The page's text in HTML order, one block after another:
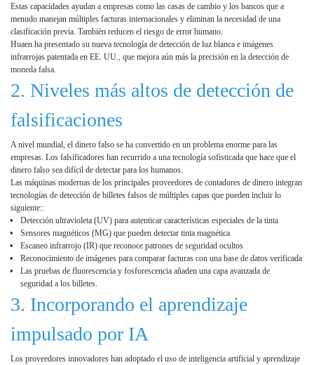
Estas capacidades ayudan a empresas como las casas de cambio y los bancos que a
menudo manejan múltiples facturas internacionales y eliminan la necesidad de una
clasificación previa. También reducen el riesgo de error humano.
Huaen ha presentado su nueva tecnología de detección de luz blanca e imágenes
infrarrojas patentada en EE. UU., que mejora aún más la precisión en la detección de
moneda falsa.
2. Niveles más altos de detección de
falsificaciones
A nivel mundial, el dinero falso se ha convertido en un problema enorme para las
empresas. Los falsificadores han recurrido a una tecnología sofisticada que hace que el
dinero falso sea difícil de detectar para los humanos.
Las máquinas modernas de los principales proveedores de contadores de dinero integran
tecnologías de detección de billetes falsos de múltiples capas que pueden incluir lo
siguiente::
Detección ultravioleta (UV) para autenticar características especiales de la tinta
Sensores magnéticos (MG) que pueden detectar tinta magnética
Escaneo infrarrojo (IR) que reconoce patrones de seguridad ocultos
Reconocimiento de imágenes para comparar facturas con una base de datos verificada
Las pruebas de fluorescencia y fosforescencia añaden una capa avanzada de
seguridad a los billetes.
3. Incorporando el aprendizaje
impulsado por IA
Los proveedores innovadores han adoptado el uso de inteligencia artificial y aprendizaje